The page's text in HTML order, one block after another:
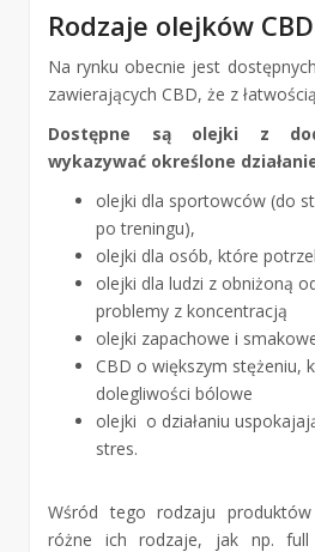
Rodzaje olejków CBD
Na rynku obecnie jest
zawierających CBD, że z
Dostępne są olejki z
wykazywać określone
olejki dla sportowców (do
po treningu),
olejki dla osób, które
olejki dla ludzi z obniżoną
problemy z koncentracją
olejki zapachowe i
CBD o większym stężeniu,
dolegliwości bólowe
olejki o działaniu
stres.
Wśród tego rodzaju
różne ich rodzaje, jak np. full